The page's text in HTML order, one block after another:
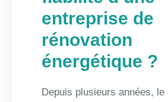
entreprise de
rénovation
énergétique ?
Depuis plusieurs années, le